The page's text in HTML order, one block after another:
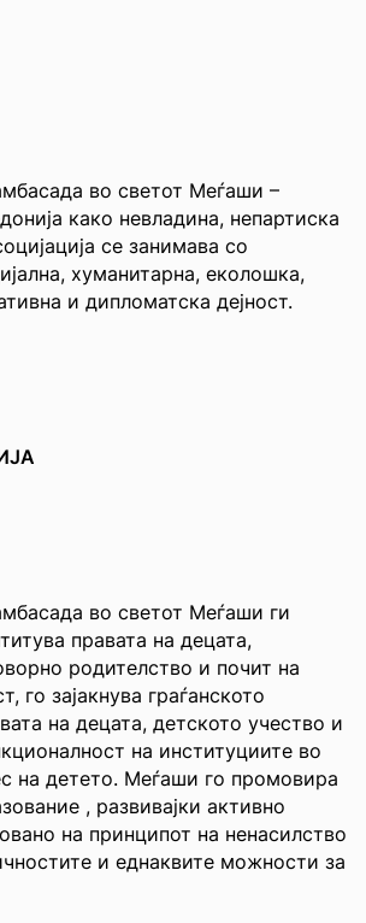
во светот Меѓаши –
како невладина, непартиска
се занимава со
хуманитарна, еколошка,
и дипломатска дејност.
во светот Меѓаши ги
правата на децата,
родителство и почит на
го зајакнува граѓанското
на децата, детското учество и
на институциите во
на детето. Меѓаши го промовира
, развивајки активно
на принципот на ненасилство
и еднаквите можности за